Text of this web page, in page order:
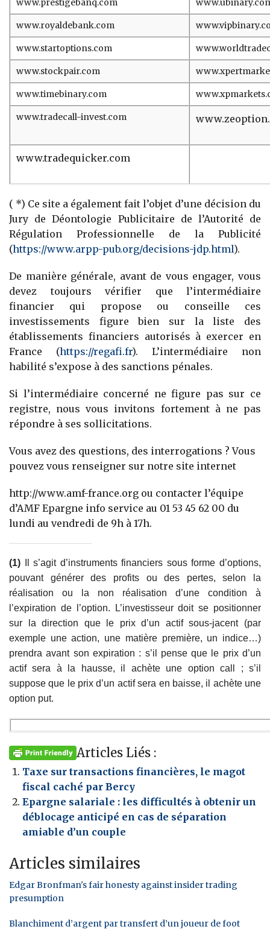
www.prestigebanq.com
www.royaldebank.com
www.startoptions.com
www.stockpair.com
www.timebinary.com
www.tradecall-invest.com
www.tradequicker.com
( *) Ce site a également fait l’objet d’une décision du
Jury de Déontologie Publicitaire de l’Autorité de
Régulation Professionnelle de la Publicité
(https://www.arpp-pub.org/decisions-jdp.html).
De manière générale, avant de vous engager, vous
devez toujours vérifier que l’intermédiaire
financier qui propose ou conseille ces
investissements figure bien sur la liste des
établissements financiers autorisés à exercer en
France (https://regafi.fr). L’intermédiaire non
habilité s’expose à des sanctions pénales.
Si l’intermédiaire concerné ne figure pas sur ce
registre, nous vous invitons fortement à ne pas
répondre à ses sollicitations.
Vous avez des questions, des interrogations ? Vous
pouvez vous renseigner sur notre site internet
http://www.amf-france.org ou contacter l’équipe
d’AMF Epargne info service au 01 53 45 62 00 du
lundi au vendredi de 9h à 17h.
(1) Il s’agit d’instruments financiers sous forme d’options,
pouvant générer des profits ou des pertes, selon la
réalisation ou la non réalisation d’une condition à
l’expiration de l’option. L’investisseur doit se positionner
sur la direction que le prix d’un actif sous-jacent (par
exemple une action, une matière première, un indice…)
prendra avant son expiration : s’il pense que le prix d’un
actif sera à la hausse, il achète une option call ; s’il
suppose que le prix d’un actif sera en baisse, il achète une
option put.
Articles Liés :
Taxe sur transactions financières, le magot
fiscal caché par Bercy
Epargne salariale : les difficultés à obtenir un
déblocage anticipé en cas de séparation
amiable d’un couple
Articles similaires
Edgar Bronfman's fair honesty against insider trading
presumption
Blanchiment d’argent par transfert d’un joueur de foot